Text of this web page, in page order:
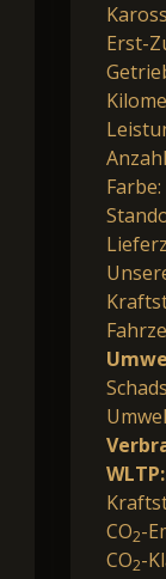
Erst-
Farbe:
WLTP:
CO2-
CO2-